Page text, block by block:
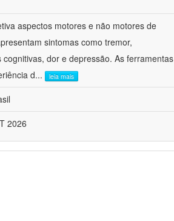
aspectos motores e não motores de
sintomas como tremor,
dor e depressão. As ferramentas
d... leia mais
2026